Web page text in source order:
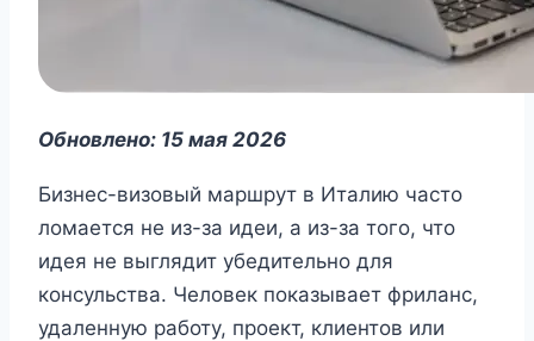
Обновлено: 15 мая 2026
Бизнес-визовый маршрут в Италию часто
ломается не из-за идеи, а из-за того, что
идея не выглядит убедительно для
консульства. Человек показывает фриланс,
удаленную работу, проект, клиентов или